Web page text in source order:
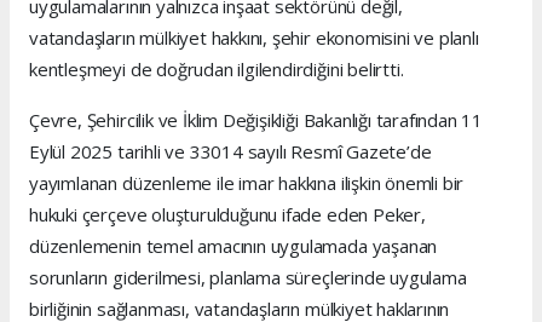
uygulamalarının yalnızca inşaat sektörünü değil,
vatandaşların mülkiyet hakkını, şehir ekonomisini ve planlı
kentleşmeyi de doğrudan ilgilendirdiğini belirtti.
Çevre, Şehircilik ve İklim Değişikliği Bakanlığı tarafından 11
Eylül 2025 tarihli ve 33014 sayılı Resmî Gazete’de
yayımlanan düzenleme ile imar hakkına ilişkin önemli bir
hukuki çerçeve oluşturulduğunu ifade eden Peker,
düzenlemenin temel amacının uygulamada yaşanan
sorunların giderilmesi, planlama süreçlerinde uygulama
birliğinin sağlanması, vatandaşların mülkiyet haklarının